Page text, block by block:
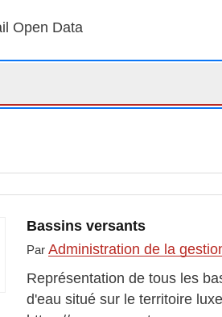
Open Data
Bassins versants
ParAdministration de la
Représentation de tous les
d'eau situé sur le territoire